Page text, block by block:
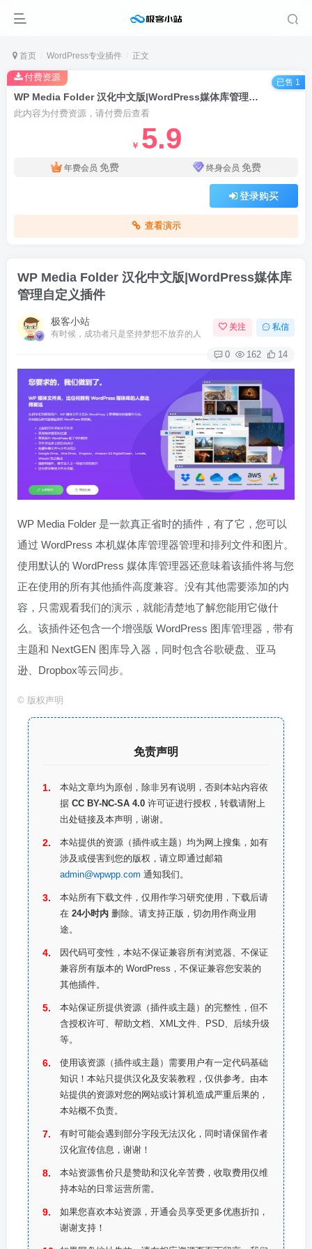
首页 WordPress专业插件 正文
WP Media Folder 汉化中文版|WordPress媒体库管理自定义插件
此内容为付费资源，请付费后查看
￥ 5.9
年费会员 免费 终身会员 免费
登录购买
查看演示
付费资源
已售 1
WP Media Folder 汉化中文版|WordPress媒体库
管理自定义插件
极客小站
有时候，成功者只是坚持梦想不放弃的人
关注 私信
0 162 14
WP Media Folder 是一款真正省时的插件，有了它，您可以
通过 WordPress 本机媒体库管理器管理和排列文件和图片。
使用默认的 WordPress 媒体库管理器还意味着该插件将与您
正在使用的所有其他插件高度兼容。没有其他需要添加的内
容，只需观看我们的演示，就能清楚地了解您能用它做什
么。该插件还包含一个增强版 WordPress 图库管理器，带有
主题和 NextGEN 图库导入器，同时包含谷歌硬盘、亚马
逊、Dropbox等云同步。
© 版权声明
免责声明
本站文章均为原创，除非另有说明，否则本站内容依
据 CC BY-NC-SA 4.0 许可证进行授权，转载请附上
出处链接及本声明，谢谢。
本站提供的资源（插件或主题）均为网上搜集，如有
涉及或侵害到您的版权，请立即通过邮箱
admin@wpwpp.com 通知我们。
本站所有下载文件，仅用作学习研究使用，下载后请
在 24小时内 删除。请支持正版，切勿用作商业用
途。
因代码可变性，本站不保证兼容所有浏览器、不保证
兼容所有版本的 WordPress，不保证兼容您安装的
其他插件。
本站保证所提供资源（插件或主题）的完整性，但不
含授权许可、帮助文档、XML文件、PSD、后续升级
等。
使用该资源（插件或主题）需要用户有一定代码基础
知识！本站只提供汉化及安装教程，仅供参考。由本
站提供的资源对您的网站或计算机造成严重后果的，
本站概不负责。
有时可能会遇到部分字段无法汉化，同时请保留作者
汉化宣传信息，谢谢！
本站资源售价只是赞助和汉化辛苦费，收取费用仅维
持本站的日常运营所需。
如果您喜欢本站资源，开通会员享受更多优惠折扣，
谢谢支持！